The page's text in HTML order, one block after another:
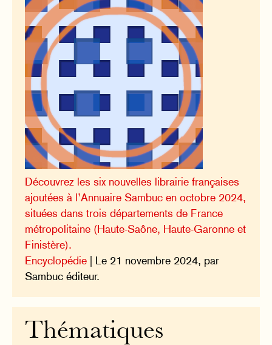
Découvrez les six nouvelles librairie françaises
ajoutées à l’Annuaire Sambuc en octobre 2024,
situées dans trois départements de France
métropolitaine (Haute-Saône, Haute-Garonne et
Finistère).
Encyclopédie | Le 21 novembre 2024, par
Sambuc éditeur.
Thématiques